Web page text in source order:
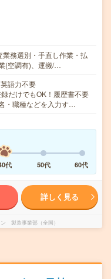
務選別・手直し作業・払
(空調有)、運搬/…
語力不要
だけでもOK！履歴書不要
・職種などを入力す…
代 50代 60代
詳しく見る
製造事業部（全国）